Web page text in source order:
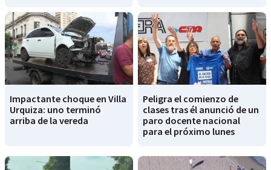
Impactante choque en Villa
Urquiza: uno terminó
arriba de la vereda
Peligra el comienzo de
clases tras él anunció de un
paro docente nacional
para el próximo lunes